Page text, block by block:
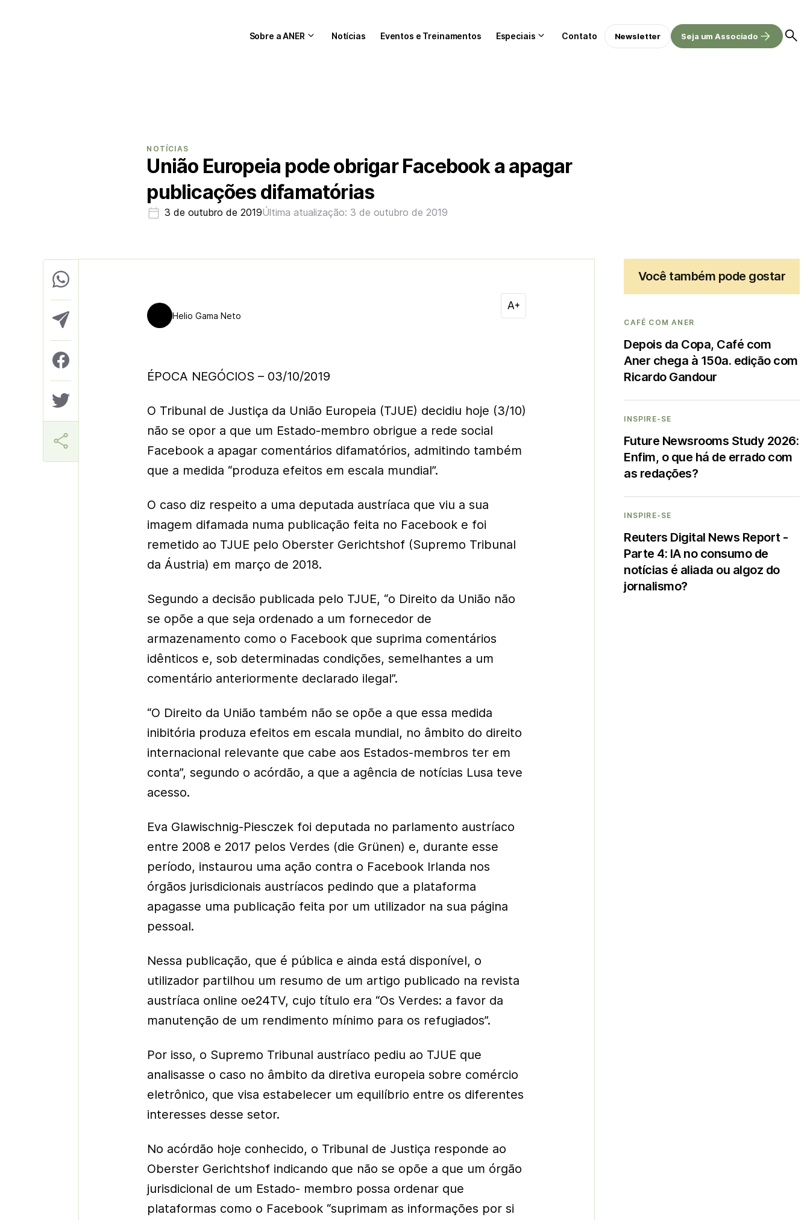
Sobre a ANER Notícias Eventos e Treinamentos Especiais Contato Newsletter Seja um Associado
NOTÍCIAS
União Europeia pode obrigar Facebook a apagar
publicações difamatórias
3 de outubro de 2019Última atualização: 3 de outubro de 2019
Helio Gama Neto
ÉPOCA NEGÓCIOS – 03/10/2019
O Tribunal de Justiça da União Europeia (TJUE) decidiu hoje (3/10)
não se opor a que um Estado-membro obrigue a rede social
Facebook a apagar comentários difamatórios, admitindo também
que a medida “produza efeitos em escala mundial”.
O caso diz respeito a uma deputada austríaca que viu a sua
imagem difamada numa publicação feita no Facebook e foi
remetido ao TJUE pelo Oberster Gerichtshof (Supremo Tribunal
da Áustria) em março de 2018.
Segundo a decisão publicada pelo TJUE, “o Direito da União não
se opõe a que seja ordenado a um fornecedor de
armazenamento como o Facebook que suprima comentários
idênticos e, sob determinadas condições, semelhantes a um
comentário anteriormente declarado ilegal”.
“O Direito da União também não se opõe a que essa medida
inibitória produza efeitos em escala mundial, no âmbito do direito
internacional relevante que cabe aos Estados-membros ter em
conta”, segundo o acórdão, a que a agência de notícias Lusa teve
acesso.
Eva Glawischnig-Piesczek foi deputada no parlamento austríaco
entre 2008 e 2017 pelos Verdes (die Grünen) e, durante esse
período, instaurou uma ação contra o Facebook Irlanda nos
órgãos jurisdicionais austríacos pedindo que a plataforma
apagasse uma publicação feita por um utilizador na sua página
pessoal.
Nessa publicação, que é pública e ainda está disponível, o
utilizador partilhou um resumo de um artigo publicado na revista
austríaca online oe24TV, cujo título era “Os Verdes: a favor da
manutenção de um rendimento mínimo para os refugiados”.
Por isso, o Supremo Tribunal austríaco pediu ao TJUE que
analisasse o caso no âmbito da diretiva europeia sobre comércio
eletrônico, que visa estabelecer um equilíbrio entre os diferentes
interesses desse setor.
No acórdão hoje conhecido, o Tribunal de Justiça responde ao
Oberster Gerichtshof indicando que não se opõe a que um órgão
jurisdicional de um Estado- membro possa ordenar que
plataformas como o Facebook “suprimam as informações por si
Você também pode gostar
CAFÉ COM ANER
Depois da Copa, Café com
Aner chega à 150a. edição com
Ricardo Gandour
INSPIRE-SE
Future Newsrooms Study 2026:
Enfim, o que há de errado com
as redações?
INSPIRE-SE
Reuters Digital News Report -
Parte 4: IA no consumo de
notícias é aliada ou algoz do
jornalismo?